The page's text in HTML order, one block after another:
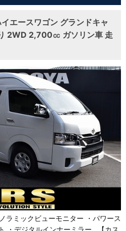
エースワゴン グランドキャ
2WD 2,700㏄ ガソリン車 走
ラミックビューモニター ・パワース
・デジタルインナーミラー 【カス